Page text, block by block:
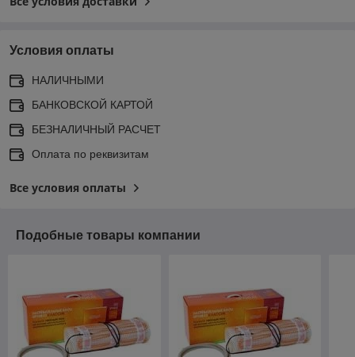
Условия оплаты
НАЛИЧНЫМИ
БАНКОВСКОЙ КАРТОЙ
БЕЗНАЛИЧНЫЙ РАСЧЕТ
Оплата по реквизитам
Все условия оплаты
Подобные товары компании